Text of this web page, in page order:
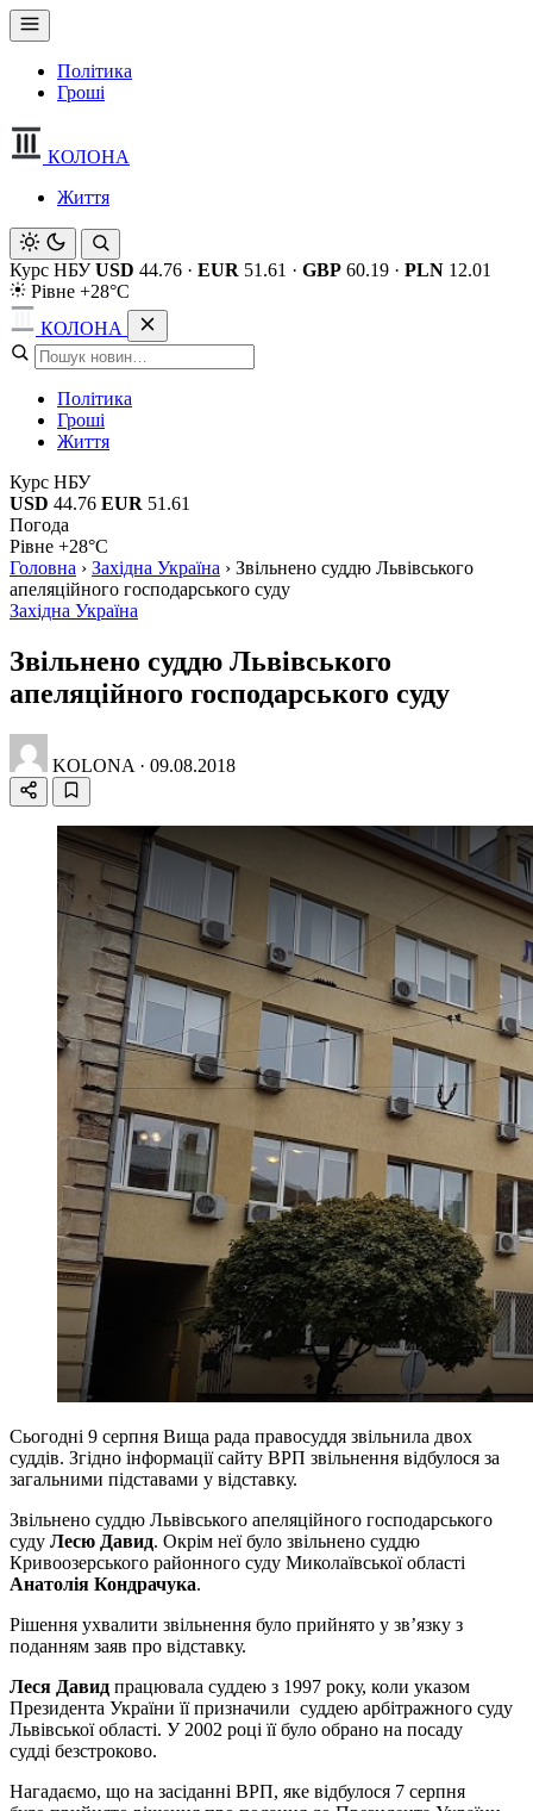
Політика
Гроші
КОЛОНА
Життя
Курс НБУ USD 44.76 · EUR 51.61 · GBP 60.19 · PLN 12.01
Рівне +28°C
КОЛОНА
Політика
Гроші
Життя
Курс НБУ
USD 44.76 EUR 51.61
Погода
Рівне +28°C
Головна › Західна Україна › Звільнено суддю Львівського
апеляційного господарського суду
Західна Україна
Звільнено суддю Львівського
апеляційного господарського суду
KOLONA · 09.08.2018
Сьогодні 9 серпня Вища рада правосуддя звільнила двох
суддів. Згідно інформації сайту ВРП звільнення відбулося за
загальними підставами у відставку.
Звільнено суддю Львівського апеляційного господарського
суду Лесю Давид. Окрім неї було звільнено суддю
Кривоозерського районного суду Миколаївської області
Анатолія Кондрачука.
Рішення ухвалити звільнення було прийнято у зв’язку з
поданням заяв про відставку.
Леся Давид працювала суддею з 1997 року, коли указом
Президента України її призначили суддею арбітражного суду
Львівської області. У 2002 році її було обрано на посаду
судді безстроково.
Нагадаємо, що на засіданні ВРП, яке відбулося 7 серпня